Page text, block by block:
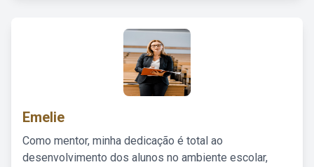
Emelie
Como mentor, minha dedicação é total ao
desenvolvimento dos alunos no ambiente escolar,